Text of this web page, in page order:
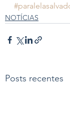
NOTÍCIAS
Posts recentes